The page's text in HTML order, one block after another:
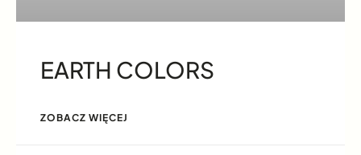
EARTH COLORS
ZOBACZ WIĘCEJ